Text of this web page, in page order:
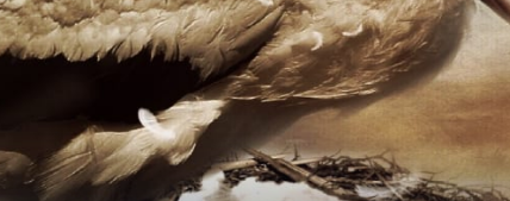
UFO A
MIMOZEMŠŤANÉ
UTAJENÉ PŘÍBĚHY
ČESKÝCH DĚJIN
ALTERNATIVNÍ
FILMY
REALITA
HORORY
REALITA
OPTICKÉ
KLAMY